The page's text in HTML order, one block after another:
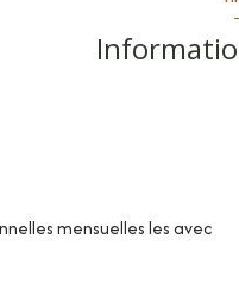
mensuelles les avec